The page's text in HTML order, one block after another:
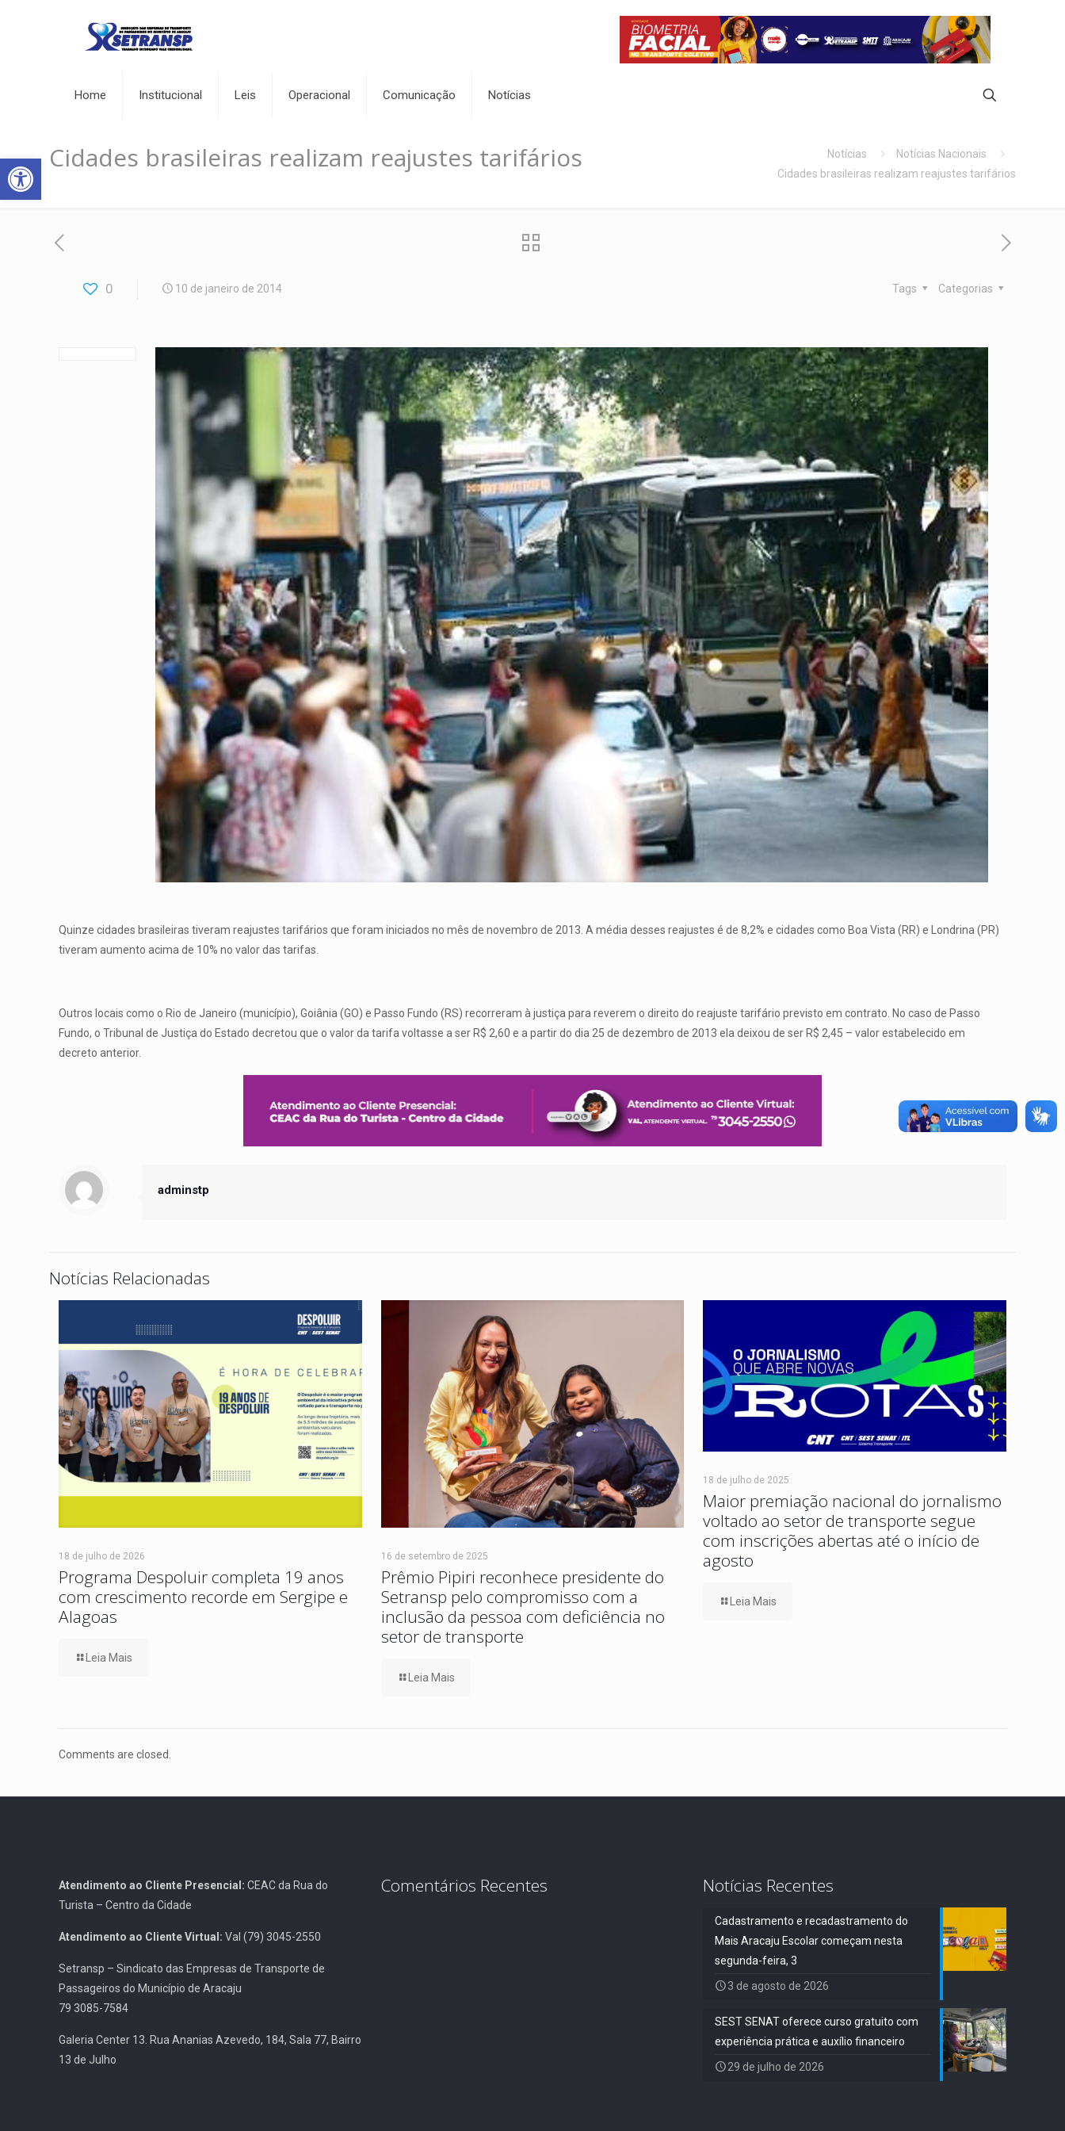
Abrir a barra de ferramentas
Home Institucional Leis Operacional Comunicação Notícias
Cidades brasileiras realizam reajustes tarifários Notícias
Notícias Nacionais
Cidades brasileiras realizam reajustes tarifários
0 10 de janeiro de 2014 Categorias
Tags
Quinze cidades brasileiras tiveram reajustes tarifários que foram iniciados no mês de novembro de 2013. A média desses reajustes é de 8,2% e cidades como Boa Vista (RR) e Londrina (PR)
tiveram aumento acima de 10% no valor das tarifas.
Outros locais como o Rio de Janeiro (município), Goiânia (GO) e Passo Fundo (RS) recorreram à justiça para reverem o direito do reajuste tarifário previsto em contrato. No caso de Passo
Fundo, o Tribunal de Justiça do Estado decretou que o valor da tarifa voltasse a ser R$ 2,60 e a partir do dia 25 de dezembro de 2013 ela deixou de ser R$ 2,45 – valor estabelecido em
decreto anterior.
adminstp
Notícias Relacionadas
18 de julho de 2026
Programa Despoluir completa 19 anos
com crescimento recorde em Sergipe e
Alagoas
Leia Mais
16 de setembro de 2025
Prêmio Pipiri reconhece presidente do
Setransp pelo compromisso com a
inclusão da pessoa com deficiência no
setor de transporte
Leia Mais
18 de julho de 2025
Maior premiação nacional do jornalismo
voltado ao setor de transporte segue
com inscrições abertas até o início de
agosto
Leia Mais
Comments are closed.
Atendimento ao Cliente Presencial: CEAC da Rua do
Turista – Centro da Cidade
Atendimento ao Cliente Virtual: Val (79) 3045-2550
Setransp – Sindicato das Empresas de Transporte de
Passageiros do Município de Aracaju
79 3085-7584
Galeria Center 13. Rua Ananias Azevedo, 184, Sala 77, Bairro
13 de Julho
Comentários Recentes Notícias Recentes
Cadastramento e recadastramento do
Mais Aracaju Escolar começam nesta
segunda-feira, 3
3 de agosto de 2026
SEST SENAT oferece curso gratuito com
experiência prática e auxílio financeiro
29 de julho de 2026